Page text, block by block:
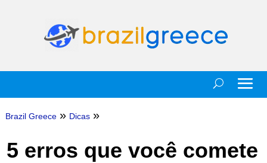
Brazil Greece » Dicas »
5 erros que você comete